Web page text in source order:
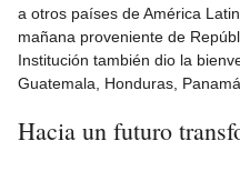
a otros países de América
mañana proveniente de
Institución también dio la
Guatemala, Honduras,
Hacia un futuro